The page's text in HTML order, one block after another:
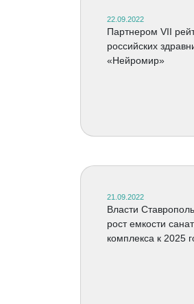
22.09.2022
Партнером VII
российских
«Нейромир»
21.09.2022
Власти
рост емкости
комплекса к 2025